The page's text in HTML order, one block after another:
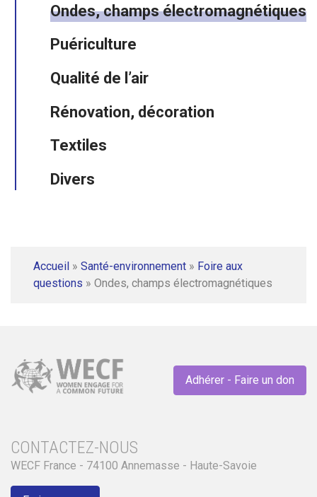
Ondes, champs électromagnétiques
Puériculture
Qualité de l’air
Rénovation, décoration
Textiles
Divers
Accueil » Santé-environnement » Foire aux
questions » Ondes, champs électromagnétiques
Adhérer - Faire un don
CONTACTEZ-NOUS
WECF France - 74100 Annemasse - Haute-Savoie